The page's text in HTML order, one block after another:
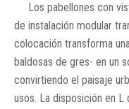
Los pabellones con
de instalación modular
colocación transforma
baldosas de gres- en un
convirtiendo el paisaje
usos. La disposición en